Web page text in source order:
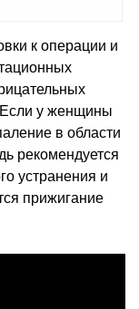
к операции и
у женщины
в области
рекомендуется
устранения и
прижигание